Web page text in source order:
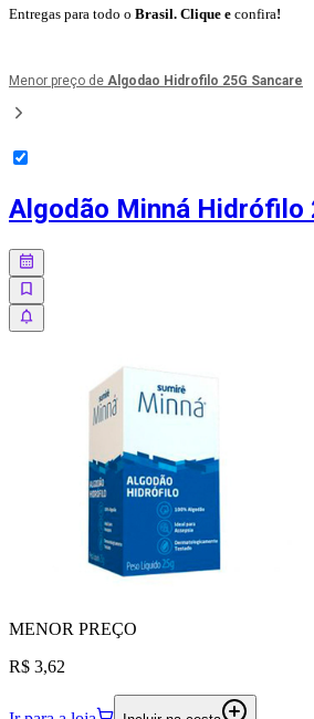
Entregas para todo o Brasil. Clique e confira!
Menor preço de Algodao Hidrofilo 25G Sancare
Algodão Minná Hidrófilo
MENOR PREÇO
R$ 3,62